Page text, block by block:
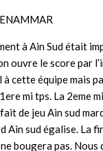
à Ain Sud était
ouvre le score par
cette équipe mais
mi tps. La
de jeu Ain sud
Ain sud égalise. La
bougera pas.